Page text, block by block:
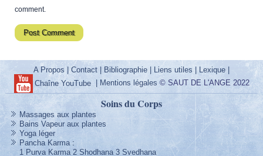
comment.
A Propos |Contact Bibliographie Liens utiles | Lexique
Chaîne YouTube| Mentions légales © SAUT DE L'ANGE 2022
Soins du Corps
Massages aux plantes
Bains Vapeur aux plantes
Yoga léger
Pancha Karma:
1 Purva Karma 2 Shodhana 3 Svedhana